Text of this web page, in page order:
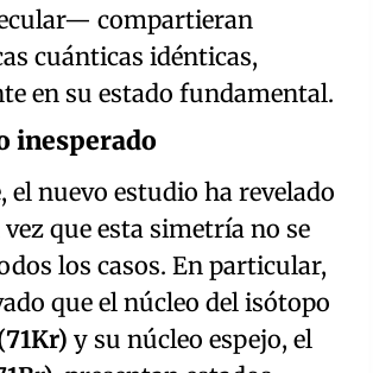
compartieran
cuánticas idénticas,
en su estado fundamental.
inesperado
el nuevo estudio ha revelado
que esta simetría no se
los casos. En particular,
que el núcleo del isótopo
y su núcleo espejo, el